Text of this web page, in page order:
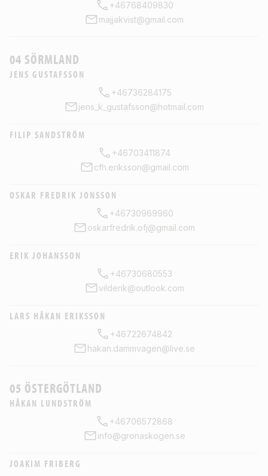
+46768409830
majjakvist@gmail.com
04 SÖRMLAND
JENS GUSTAFSSON
+46736284175
jens_k_gustafsson@hotmail.com
FILIP SANDSTRÖM
+46703411874
cfh.eriksson@gmail.com
OSKAR FREDRIK JONSSON
+46730969960
oskarfredrik.ofj@gmail.com
ERIK JOHANSSON
+46730680553
vilderik@outlook.com
LARS HÅKAN ERIKSSON
+46722674842
hakan.dammvagen@live.se
05 ÖSTERGÖTLAND
HÅKAN LUNDSTRÖM
+46706572868
info@gronaskogen.se
JOAKIM FRIBERG